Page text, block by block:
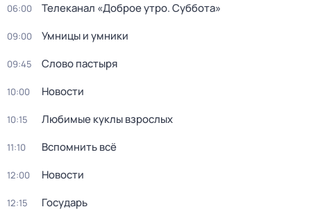
06:00 Телеканал «Доброе утро. Суббота»
09:00 Умницы и умники
09:45 Слово пастыря
10:00 Новости
10:15 Любимые куклы взрослых
11:10 Вспомнить всё
12:00 Новости
12:15 Государь